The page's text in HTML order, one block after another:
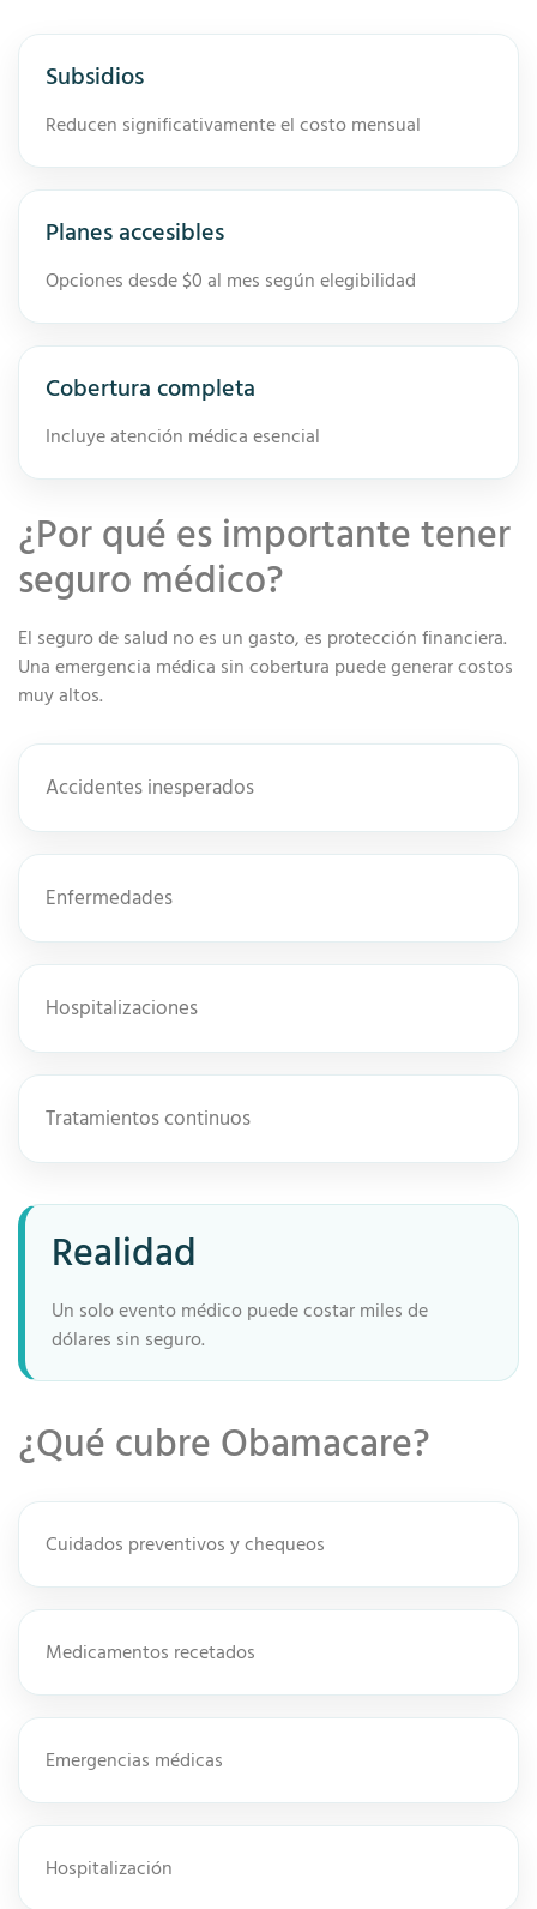
Subsidios
Reducen significativamente el costo mensual
Planes accesibles
Opciones desde $0 al mes según elegibilidad
Cobertura completa
Incluye atención médica esencial
¿Por qué es importante tener
seguro médico?
El seguro de salud no es un gasto, es protección financiera.
Una emergencia médica sin cobertura puede generar costos
muy altos.
Accidentes inesperados
Enfermedades
Hospitalizaciones
Tratamientos continuos
Realidad
Un solo evento médico puede costar miles de
dólares sin seguro.
¿Qué cubre Obamacare?
Cuidados preventivos y chequeos
Medicamentos recetados
Emergencias médicas
Hospitalización